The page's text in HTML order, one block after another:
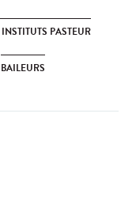
PASTEUR
BAILEURS